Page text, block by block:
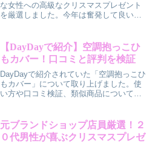
な女性への高級なクリスマスプレゼント
を厳選しました。今年は奮発して良いも
クセサリー、バッグ、お財布です。是非
参考にしてみて下さい。
【DayDayで紹介】空調抱っこひ
もカバー！口コミと評判を検証
DayDayで紹介されていた「空調抱っこひ
もカバー」について取り上げました。使
い方や口コミ検証、類似商品について書
て是非検討してみてほしいです！
元ブランドショップ店員厳選！２
０代男性が喜ぶクリスマスプレゼ